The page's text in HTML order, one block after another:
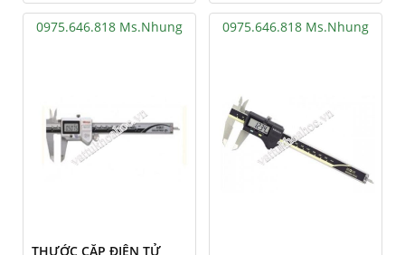
0975.646.818 Ms.Nhung
THƯỚC CẶP ĐIỆN TỬ
0975.646.818 Ms.Nhung